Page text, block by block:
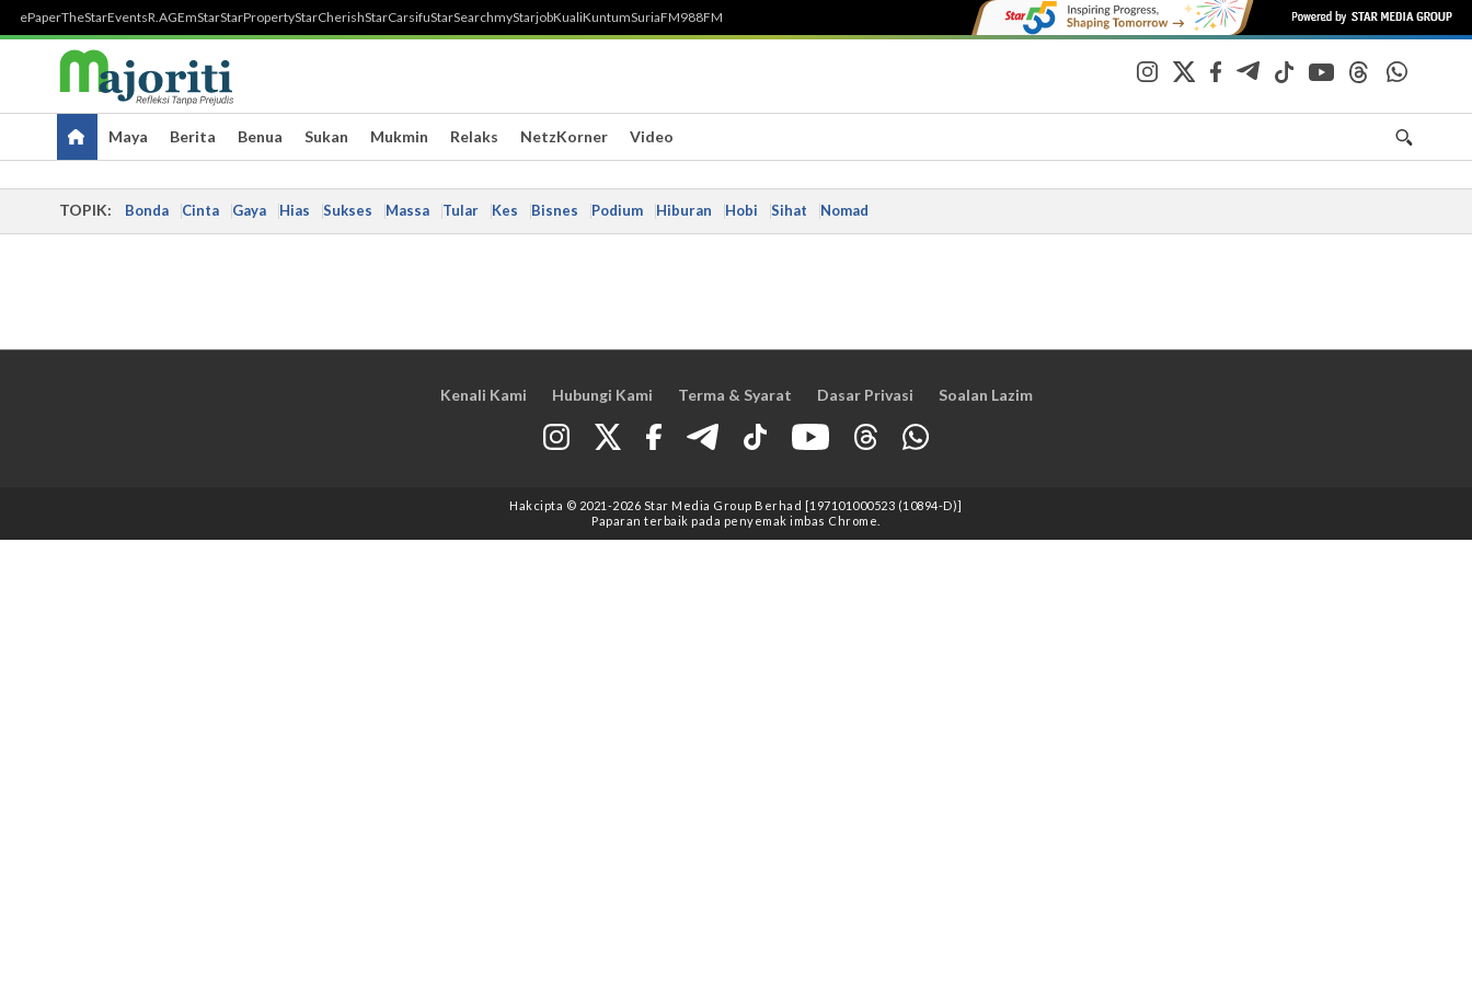
ePaperTheStarEventsR.AGEmStarStarPropertyStarCherishStarCarsifuStarSearchmyStarjobKualiKuntumSuriaFM988FM
Maya Berita Benua Sukan Mukmin Relaks NetzKorner Video
TOPIK: Bonda Cinta Gaya Hias Sukses Massa Tular Kes Bisnes Podium Hiburan Hobi Sihat Nomad
Kenali Kami Hubungi Kami Terma & Syarat Dasar Privasi Soalan Lazim
Hakcipta © 2021 -2026 Star Media Group Berhad [197101000523 (10894-D)]
Paparan terbaik pada penyemak imbas Chrome.